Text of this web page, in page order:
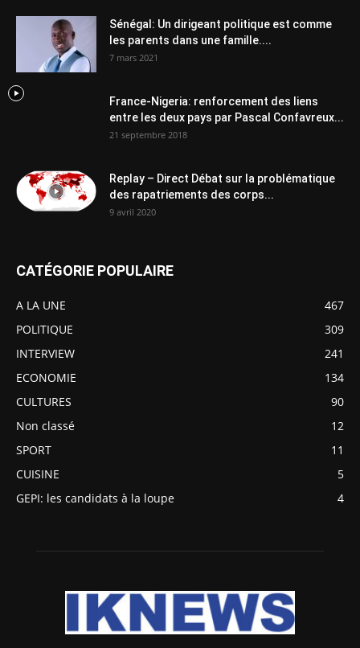
Sénégal: Un dirigeant politique est comme
les parents dans une famille....
7 mars 2021
France-Nigeria: renforcement des liens
entre les deux pays par Pascal Confavreux...
21 septembre 2018
Replay – Direct Débat sur la problématique
des rapatriements des corps...
9 avril 2020
CATÉGORIE POPULAIRE
A LA UNE
467
POLITIQUE
309
INTERVIEW
241
ECONOMIE
134
CULTURES
90
Non classé
12
SPORT
11
CUISINE
5
GEPI: les candidats à la loupe
4